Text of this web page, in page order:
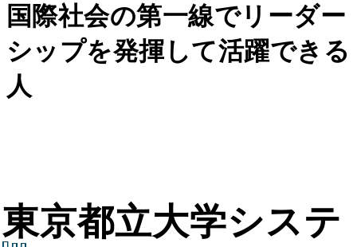
国際社会の第一線でリーダー
シップを発揮して活躍できる
人
東京都立大学システ